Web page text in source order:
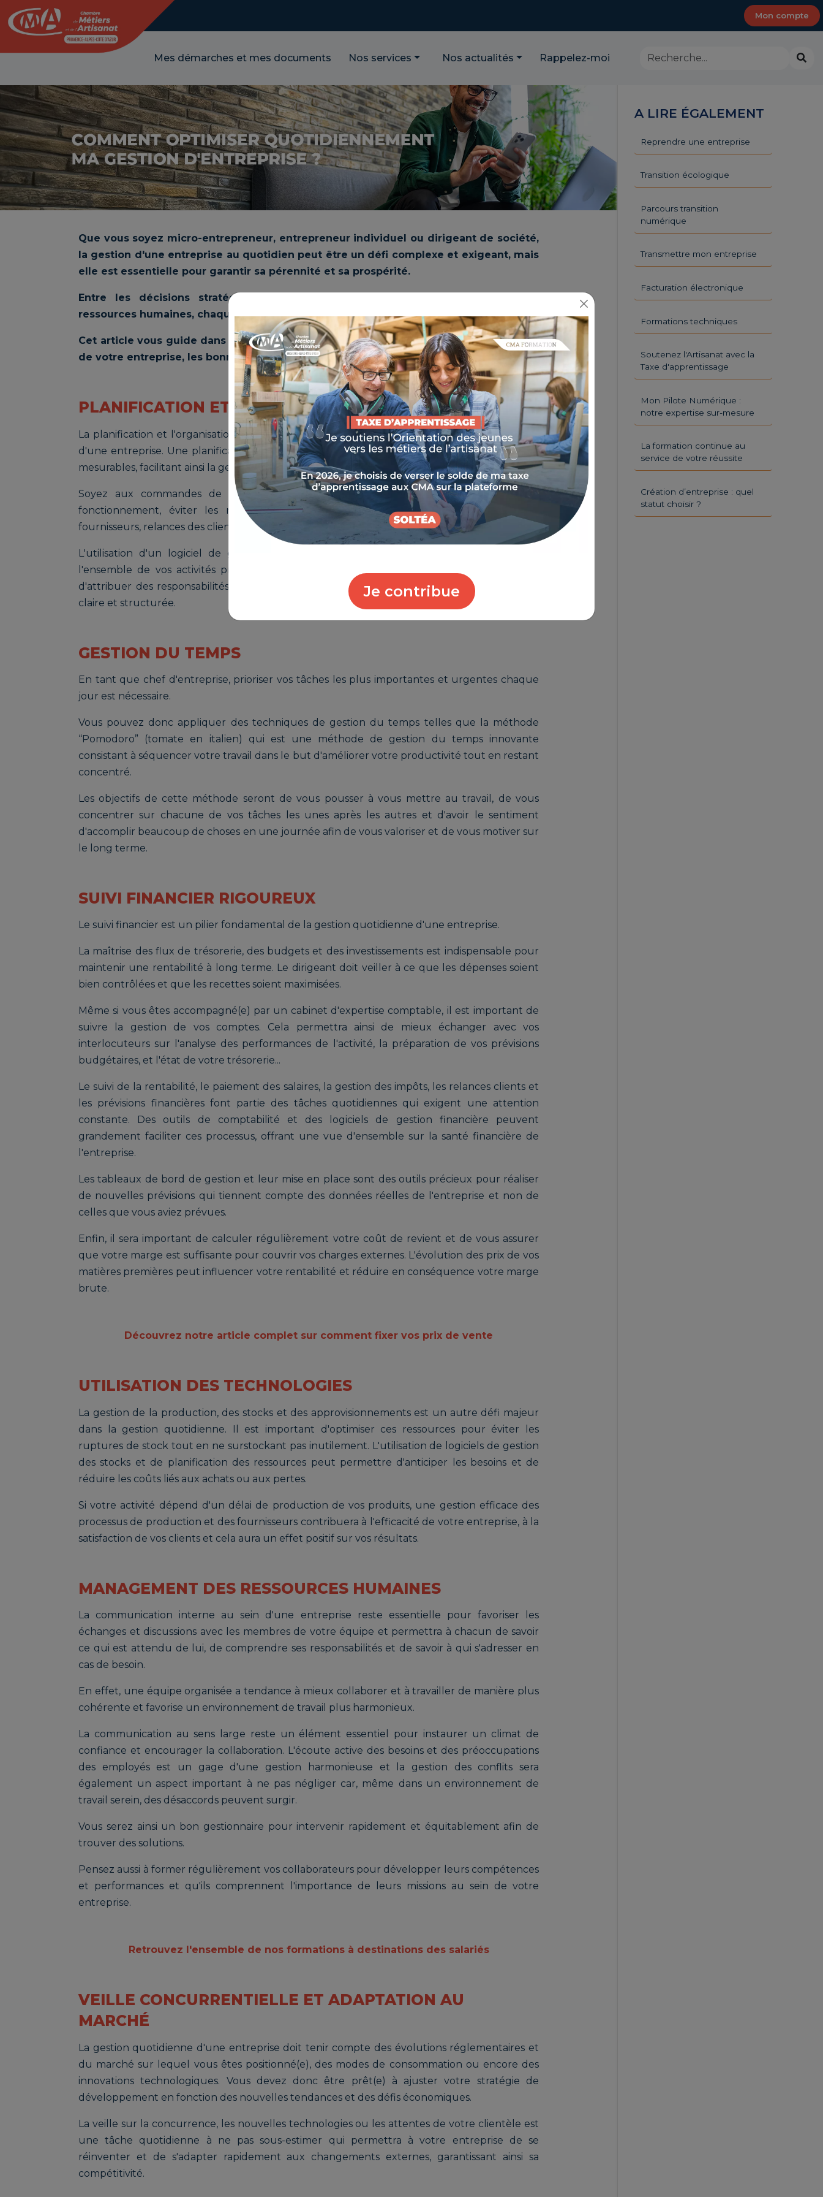
Mon compte
Mes démarches et mes documents Nos services Nos actualités Rappelez-moi
Rechercher
dans
CMA
Alpes-
Je contribue
Que vous soyez micro-entrepreneur, entrepreneur individuel ou dirigeant de société,
la gestion d'une entreprise au quotidien peut être un défi complexe et exigeant, mais
elle est essentielle pour garantir sa pérennité et sa prospérité.
Entre les décisions stratégiques, les aspects administratifs et la gestion des
ressources humaines, chaque jour comporte son lot de responsabilités.
Cet article vous guide dans les nombreux points à suivre dans la gestion quotidienne
de votre entreprise, les bonnes pratiques à adopter et les pièges à éviter.
PLANIFICATION ET ORGANISATION
La planification et l'organisation au quotidien restent fondamentales pour la bonne gestion
d'une entreprise. Une planification régulière vous permettra d'établir des objectifs précis et
mesurables, facilitant ainsi la gestion de vos priorités et la motivation de votre personnel.
Soyez aux commandes de la gestion de votre entreprise pour en comprendre son
fonctionnement, éviter les mauvaises surprises (échéances fiscales, paiements de vos
fournisseurs, relances des clients…) et identifier les différents leviers pour la développer.
L'utilisation d'un logiciel de gestion des tâches (outil pour organiser, prioriser et suivre
l'ensemble de vos activités professionnelles) permettra de centraliser les listes de tâches,
d'attribuer des responsabilités et d'assurer le suivi de l'avancement des projets de manière
claire et structurée.
GESTION DU TEMPS
En tant que chef d'entreprise, prioriser vos tâches les plus importantes et urgentes chaque
jour est nécessaire.
Vous pouvez donc appliquer des techniques de gestion du temps telles que la méthode
“Pomodoro” (tomate en italien) qui est une méthode de gestion du temps innovante
consistant à séquencer votre travail dans le but d'améliorer votre productivité tout en restant
concentré.
Les objectifs de cette méthode seront de vous pousser à vous mettre au travail, de vous
concentrer sur chacune de vos tâches les unes après les autres et d'avoir le sentiment
d'accomplir beaucoup de choses en une journée afin de vous valoriser et de vous motiver sur
le long terme.
SUIVI FINANCIER RIGOUREUX
Le suivi financier est un pilier fondamental de la gestion quotidienne d'une entreprise.
La maîtrise des flux de trésorerie, des budgets et des investissements est indispensable pour
maintenir une rentabilité à long terme. Le dirigeant doit veiller à ce que les dépenses soient
bien contrôlées et que les recettes soient maximisées.
Même si vous êtes accompagné(e) par un cabinet d'expertise comptable, il est important de
suivre la gestion de vos comptes. Cela permettra ainsi de mieux échanger avec vos
interlocuteurs sur l'analyse des performances de l'activité, la préparation de vos prévisions
budgétaires, et l'état de votre trésorerie...
Le suivi de la rentabilité, le paiement des salaires, la gestion des impôts, les relances clients et
les prévisions financières font partie des tâches quotidiennes qui exigent une attention
constante. Des outils de comptabilité et des logiciels de gestion financière peuvent
grandement faciliter ces processus, offrant une vue d'ensemble sur la santé financière de
l'entreprise.
Les tableaux de bord de gestion et leur mise en place sont des outils précieux pour réaliser
de nouvelles prévisions qui tiennent compte des données réelles de l'entreprise et non de
celles que vous aviez prévues.
Enfin, il sera important de calculer régulièrement votre coût de revient et de vous assurer
que votre marge est suffisante pour couvrir vos charges externes. L'évolution des prix de vos
matières premières peut influencer votre rentabilité et réduire en conséquence votre marge
brute.
Découvrez notre article complet sur comment fixer vos prix de vente
UTILISATION DES TECHNOLOGIES
La gestion de la production, des stocks et des approvisionnements est un autre défi majeur
dans la gestion quotidienne. Il est important d'optimiser ces ressources pour éviter les
ruptures de stock tout en ne surstockant pas inutilement. L'utilisation de logiciels de gestion
des stocks et de planification des ressources peut permettre d'anticiper les besoins et de
réduire les coûts liés aux achats ou aux pertes.
Si votre activité dépend d'un délai de production de vos produits, une gestion efficace des
processus de production et des fournisseurs contribuera à l'efficacité de votre entreprise, à la
satisfaction de vos clients et cela aura un effet positif sur vos résultats.
MANAGEMENT DES RESSOURCES HUMAINES
La communication interne au sein d'une entreprise reste essentielle pour favoriser les
échanges et discussions avec les membres de votre équipe et permettra à chacun de savoir
ce qui est attendu de lui, de comprendre ses responsabilités et de savoir à qui s'adresser en
cas de besoin.
En effet, une équipe organisée a tendance à mieux collaborer et à travailler de manière plus
cohérente et favorise un environnement de travail plus harmonieux.
La communication au sens large reste un élément essentiel pour instaurer un climat de
confiance et encourager la collaboration. L'écoute active des besoins et des préoccupations
des employés est un gage d'une gestion harmonieuse et la gestion des conflits sera
également un aspect important à ne pas négliger car, même dans un environnement de
travail serein, des désaccords peuvent surgir.
Vous serez ainsi un bon gestionnaire pour intervenir rapidement et équitablement afin de
trouver des solutions.
Pensez aussi à former régulièrement vos collaborateurs pour développer leurs compétences
et performances et qu'ils comprennent l'importance de leurs missions au sein de votre
entreprise.
Retrouvez l'ensemble de nos formations à destinations des salariés
VEILLE CONCURRENTIELLE ET ADAPTATION AU
MARCHÉ
La gestion quotidienne d'une entreprise doit tenir compte des évolutions réglementaires et
du marché sur lequel vous êtes positionné(e), des modes de consommation ou encore des
innovations technologiques. Vous devez donc être prêt(e) à ajuster votre stratégie de
développement en fonction des nouvelles tendances et des défis économiques.
La veille sur la concurrence, les nouvelles technologies ou les attentes de votre clientèle est
une tâche quotidienne à ne pas sous-estimer qui permettra à votre entreprise de se
réinventer et de s'adapter rapidement aux changements externes, garantissant ainsi sa
compétitivité.
A LIRE ÉGALEMENT
Reprendre une entreprise
Transition écologique
Parcours transition
numérique
Transmettre mon entreprise
Facturation électronique
Formations techniques
Soutenez l'Artisanat avec la
Taxe d'apprentissage
Mon Pilote Numérique :
notre expertise sur-mesure
La formation continue au
service de votre réussite
Création d’entreprise : quel
statut choisir ?
Panneau de gestion des cookies